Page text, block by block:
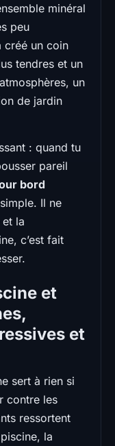
minéral
peu
créé un coin
tendres et un
un
de jardin
: quand tu
pareil
bord
Il ne
la
c’est fait
et
et
sert à rien si
contre les
ressortent
la